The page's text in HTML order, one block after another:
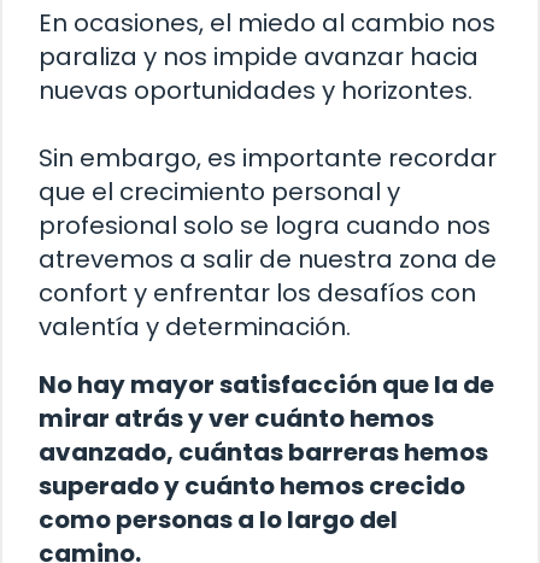
En ocasiones, el miedo al cambio nos
paraliza y nos impide avanzar hacia
nuevas oportunidades y horizontes.
Sin embargo, es importante recordar
que el crecimiento personal y
profesional solo se logra cuando nos
atrevemos a salir de nuestra zona de
confort y enfrentar los desafíos con
valentía y determinación.
No hay mayor satisfacción que la de
mirar atrás y ver cuánto hemos
avanzado, cuántas barreras hemos
superado y cuánto hemos crecido
como personas a lo largo del
camino.